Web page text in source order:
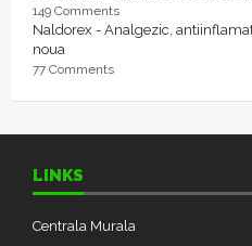
149 Comments
Naldorex - Analgezic,
noua
77 Comments
LINKS
Centrala Murala